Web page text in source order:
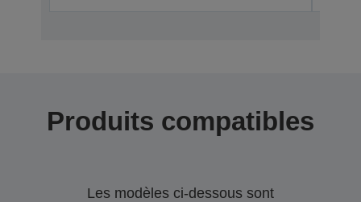
Produits compatibles
Les modèles ci-dessous sont